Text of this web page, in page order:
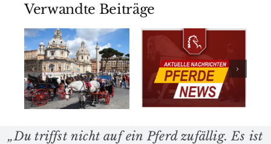
Verwandte Beiträge
Tierquälerei
in Balve
World
Horse Day
„Du triffst nicht auf ein Pferd zufällig. Es ist